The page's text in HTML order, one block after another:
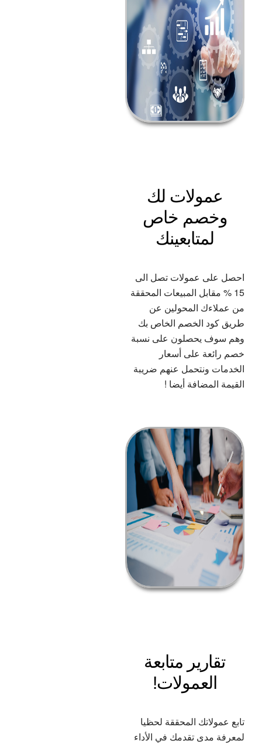
عمولات لك
وخصم خاص
لمتابعينك
احصل على عمولات تصل الى
15 % مقابل المبيعات المحققة
من عملاءك المحولين عن
طريق كود الخصم الخاص بك
وهم سوف يحصلون على نسبة
خصم رائعة على أسعار
الخدمات ونتحمل عنهم ضريبة
القيمة المضافة أيضا !
تقارير متابعة
العمولات!
تابع عمولاتك المحققة لحظيا
لمعرفة مدى تقدمك في الأداء